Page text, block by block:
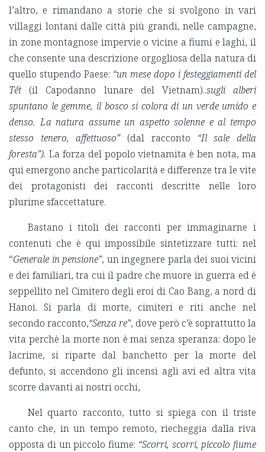
l’altro, e rimandano a storie che si svolgono in vari
villaggi lontani dalle città più grandi, nelle campagne,
in zone montagnose impervie o vicine a fiumi e laghi, il
che consente una descrizione orgogliosa della natura di
quello stupendo Paese: “un mese dopo i festeggiamenti del
Tết(il Capodanno lunare del Vietnam)..sugli alberi
spuntano le gemme, il bosco si colora di un verde umido e
denso. La natura assume un aspetto solenne e al tempo
stesso tenero, affettuoso”(dal racconto “Il sale della
foresta”). La forza del popolo vietnamita è ben nota, ma
qui emergono anche particolarità e differenze tra le vite
dei protagonisti dei racconti descritte nelle loro
plurime sfaccettature.
Bastano i titoli dei racconti per immaginarne i
contenuti che è qui impossibile sintetizzare tutti: nel
“Generale in pensione”, un ingegnere parla dei suoi vicini
e dei familiari, tra cui il padre che muore in guerra ed è
seppellito nel Cimitero degli eroi di Cao Bang, a nord di
Hanoi. Si parla di morte, cimiteri e riti anche nel
secondo racconto,“Senza re”, dove però c’è soprattutto la
vita perchè la morte non è mai senza speranza: dopo le
lacrime, si riparte dal banchetto per la morte del
defunto, si accendono gli incensi agli avi ed altra vita
scorre davanti ai nostri occhi,
Nel quarto racconto, tutto si spiega con il triste
canto che, in un tempo remoto, riecheggia dalla riva
opposta di un piccolo fiume: “Scorri, scorri, piccolo fiume